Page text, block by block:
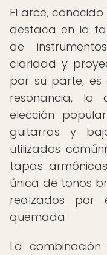
El arce,
destaca en la
de
claridad y
por su parte,
resonancia, lo
elección
guitarras y
utilizados
tapas
única de tonos
realzados
quemada.
La